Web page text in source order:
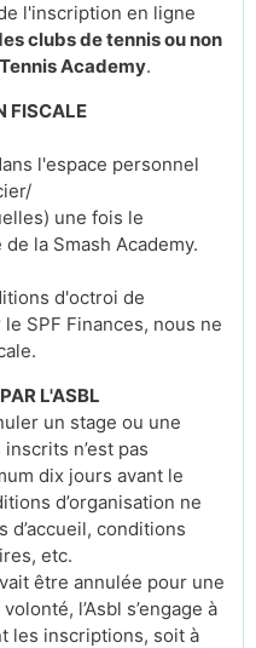
l'inscription en ligne
clubs de tennis ou non
Academy.
FISCALE
l'espace personnel
une fois le
la Smash Academy.
d'octroi de
SPF Finances, nous ne
L'ASBL
un stage ou une
n’est pas
dix jours avant le
d’organisation ne
d’accueil, conditions
etc.
être annulée pour une
l’Asbl s’engage à
les inscriptions, soit à